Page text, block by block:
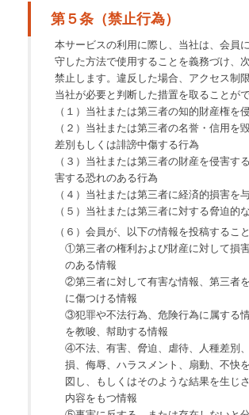
第５条（禁止行為）
本サービスの利用に際し、当社は、会員
守した方法で使用することを義務づけ、
禁止します。違反した場合、アクセス制
当社が必要と判断した措置を取ることがで
（１）当社または第三者の知的財産権を
（２）当社または第三者の名誉・信用を
差別もしくは誹謗中傷する行為
（３）当社または第三者の財産を侵害す
害する恐れのある行為
（４）当社または第三者に経済的損害を
（５）当社または第三者に対する脅迫的
（６）会員が、以下の情報を投稿すること
①第三者の権利および財産に対して損
のある情報
②第三者に対して有害な情報、第三者
に傷つける情報
③犯罪や不法行為、危険行為に属する
を教唆、幇助する情報
④不法、有害、脅迫、虐待、人種差別
損、侮辱、ハラスメント、扇動、不快
図し、もしくはそのような結果を生じ
内容をもつ情報